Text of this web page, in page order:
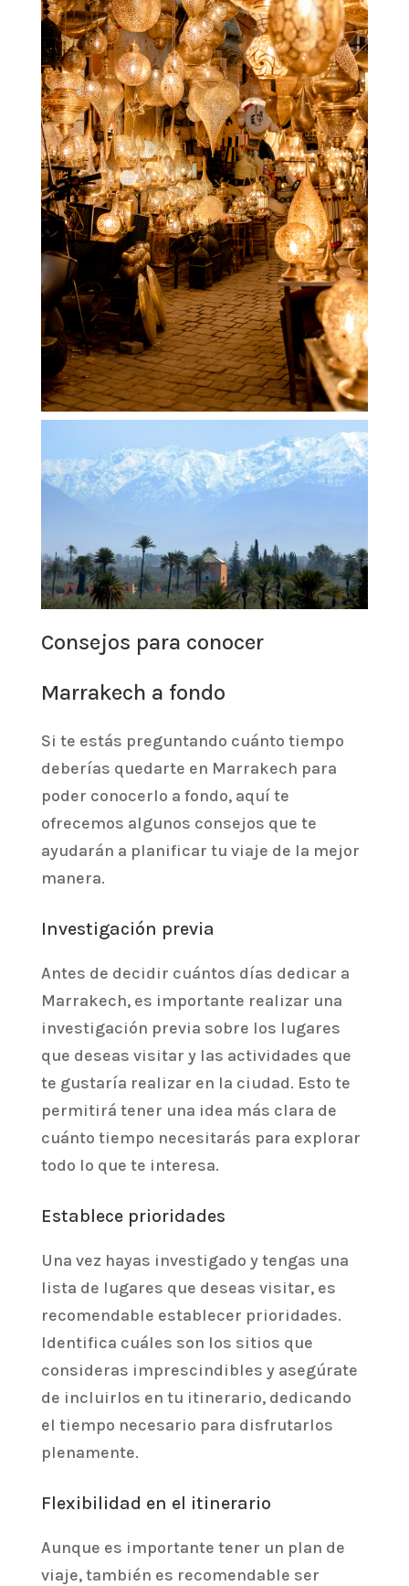
Consejos para conocer
Marrakech a fondo
Si te estás preguntando cuánto tiempo
deberías quedarte en Marrakech para
poder conocerlo a fondo, aquí te
ofrecemos algunos consejos que te
ayudarán a planificar tu viaje de la mejor
manera.
Investigación previa
Antes de decidir cuántos días dedicar a
Marrakech, es importante realizar una
investigación previa sobre los lugares
que deseas visitar y las actividades que
te gustaría realizar en la ciudad. Esto te
permitirá tener una idea más clara de
cuánto tiempo necesitarás para explorar
todo lo que te interesa.
Establece prioridades
Una vez hayas investigado y tengas una
lista de lugares que deseas visitar, es
recomendable establecer prioridades.
Identifica cuáles son los sitios que
consideras imprescindibles y asegúrate
de incluirlos en tu itinerario, dedicando
el tiempo necesario para disfrutarlos
plenamente.
Flexibilidad en el itinerario
Aunque es importante tener un plan de
viaje, también es recomendable ser